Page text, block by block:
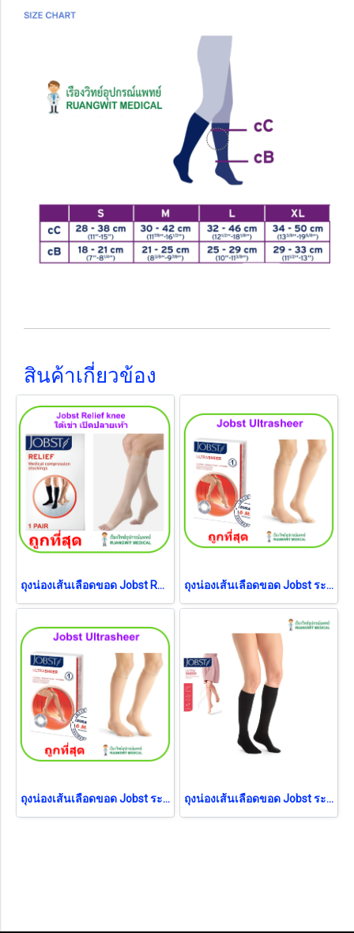
สินค้าเกี่ยวข้อง
ถุงน่องเส้นเลือดขอด Jobst Relief ระดับเข่า แรงบีบ 20-30 มม.ปรอท เปิดปลายเท้า ถุงน่องเส้นเลือดขอด Jobst ระดับเข่า แรงบีบ 30-40 มม.ปรอท
ถุงน่องเส้นเลือดขอด Jobst ระดับเข่า แรงบีบ 20-30 มม.ปรอท ถุงน่องเส้นเลือดขอด Jobst ระดับเข่า แรงบีบ 15-20 มม.ปรอท (สีดำ)